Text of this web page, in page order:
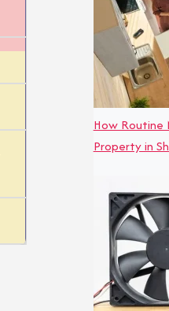
How Routine
Property in